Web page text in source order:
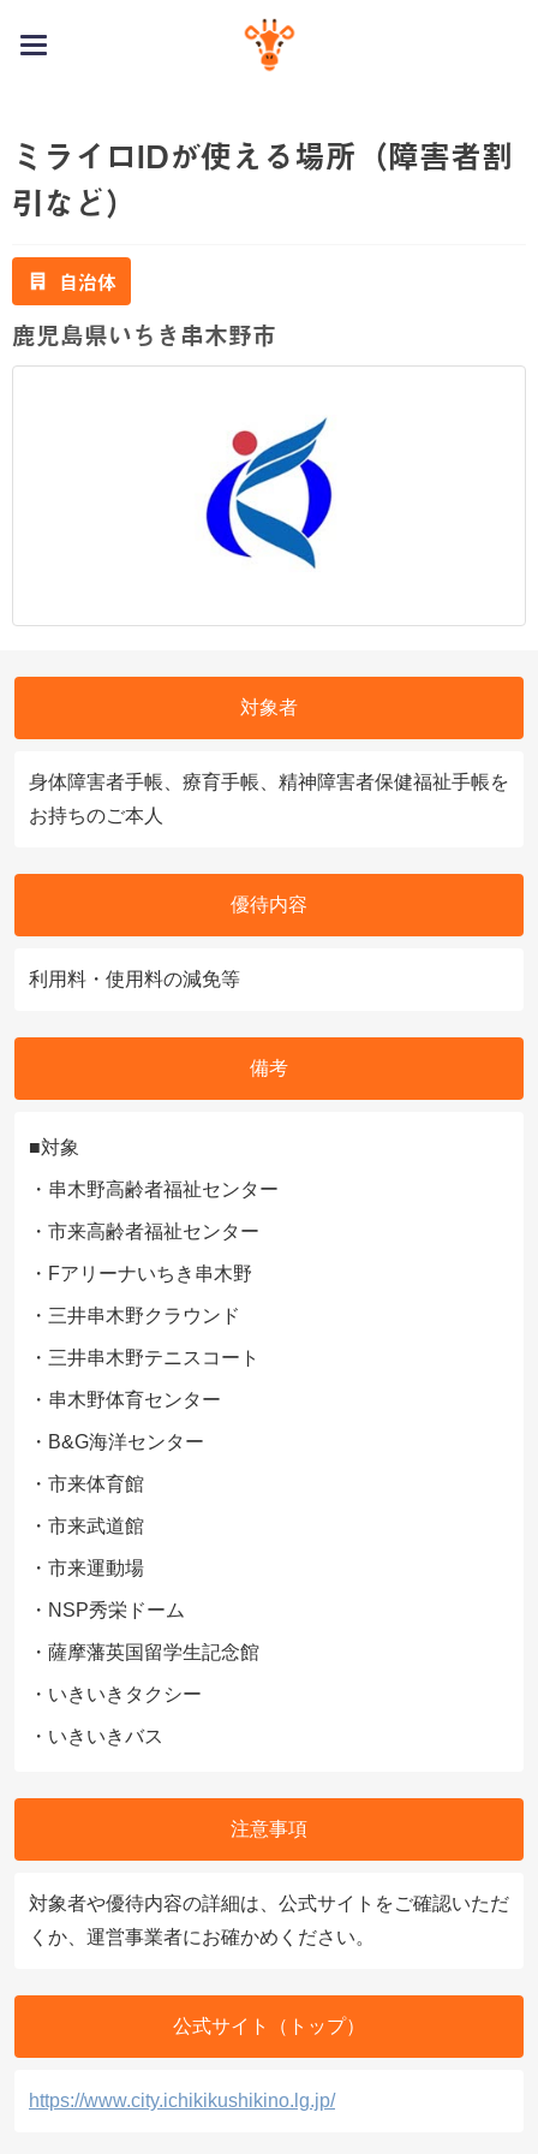
toggle
ミライロIDが使える場所（障害者割
引など）
自治体
鹿児島県いちき串木野市
対象者
身体障害者手帳、療育手帳、精神障害者保健福祉手帳を
お持ちのご本人
優待内容
利用料・使用料の減免等
備考
■対象
・串木野高齢者福祉センター
・市来高齢者福祉センター
・Fアリーナいちき串木野
・三井串木野クラウンド
・三井串木野テニスコート
・串木野体育センター
・B&G海洋センター
・市来体育館
・市来武道館
・市来運動場
・NSP秀栄ドーム
・薩摩藩英国留学生記念館
・いきいきタクシー
・いきいきバス
注意事項
対象者や優待内容の詳細は、公式サイトをご確認いただ
くか、運営事業者にお確かめください。
公式サイト（トップ）
https://www.city.ichikikushikino.lg.jp/